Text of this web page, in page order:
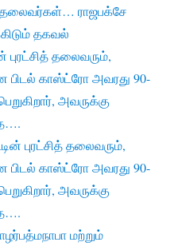
ராஜபக்சே
தகவல்
புரட்சித் தலைவரும்,
பிடல் காஸ்ட்ரோ அவரது 90-
அவருக்கு
புரட்சித் தலைவரும்,
பிடல் காஸ்ட்ரோ அவரது 90-
அவருக்கு
மற்றும்